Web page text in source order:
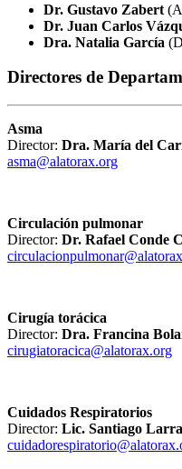
Dr. Gustavo Zabert
Dr. Juan Carlos
Dra. Natalia García
Directores de
Asma
Director: Dra. María del
asma@alatorax.org
Circulación pulmonar
Director: Dr. Rafael Conde
Cirugía torácica
Director: Dra. Francina
cirugiatoracica@alatorax.org
Cuidados Respiratorios
Director: Lic. Santiago